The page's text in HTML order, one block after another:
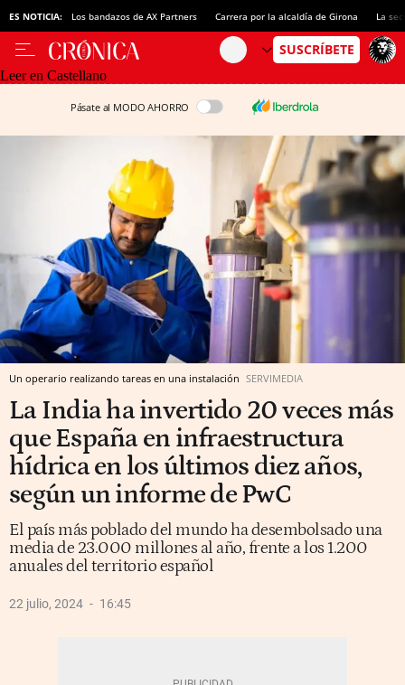
ES NOTICIA: Los bandazos de AX Partners Carrera por la alcaldía de Girona La
Leer en Castellano
Pásate al MODO AHORRO
Un operario realizando tareas en una instalación SERVIMEDIA
La India ha invertido 20 veces más
que España en infraestructura
hídrica en los últimos diez años,
según un informe de PwC
El país más poblado del mundo ha desembolsado una
media de 23.000 millones al año, frente a los 1.200
anuales del territorio español
22 julio, 2024 16:45